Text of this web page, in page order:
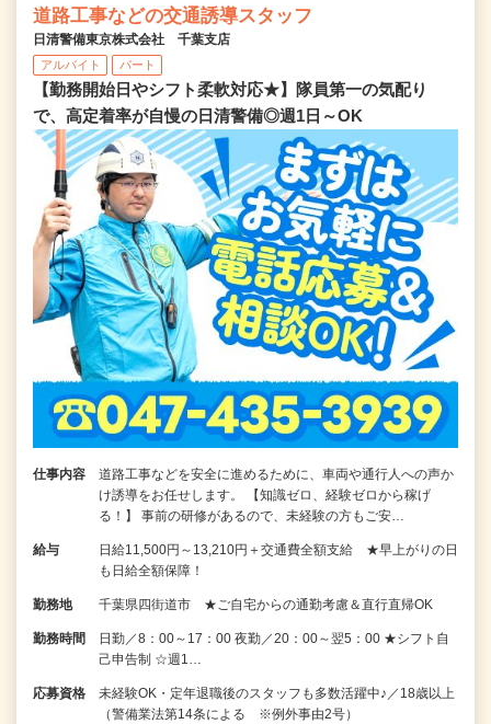
道路工事などの交通誘導スタッフ
日清警備東京株式会社 千葉支店
アルバイト パート
【勤務開始日やシフト柔軟対応★】隊員第一の気配り
で、高定着率が自慢の日清警備◎週1日～OK
仕事内容
道路工事などを安全に進めるために、車両や通行人への声か
け誘導をお任せします。 【知識ゼロ、経験ゼロから稼げ
る！】 事前の研修があるので、未経験の方もご安…
給与
日給11,500円～13,210円＋交通費全額支給 ★早上がりの日
も日給全額保障！
勤務地 千葉県四街道市 ★ご自宅からの通勤考慮＆直行直帰OK
勤務時間
日勤／8：00～17：00 夜勤／20：00～翌5：00 ★シフト自
己申告制 ☆週1…
応募資格
未経験OK・定年退職後のスタッフも多数活躍中♪／18歳以上
（警備業法第14条による ※例外事由2号）